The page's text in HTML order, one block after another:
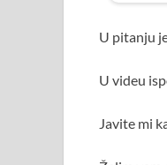
U pitanju
U videu
Javite mi